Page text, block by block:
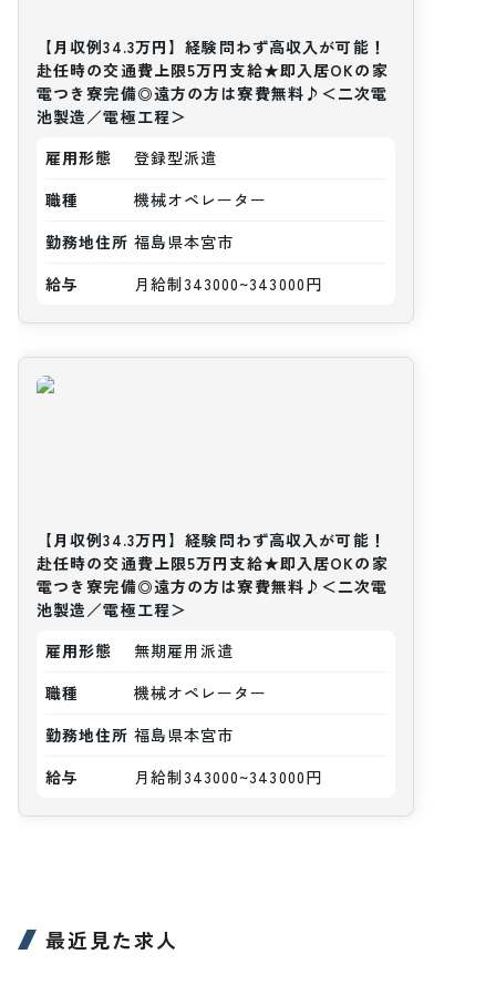
【月収例34.3万円】経験問わず高収入が可能！
赴任時の交通費上限5万円支給★即入居OKの家
電つき寮完備◎遠方の方は寮費無料♪＜二次電
池製造／電極工程＞
雇用形態
登録型派遣
職種
機械オペレーター
勤務地住所 福島県本宮市
給与
月給制343000~343000円
【月収例34.3万円】経験問わず高収入が可能！
赴任時の交通費上限5万円支給★即入居OKの家
電つき寮完備◎遠方の方は寮費無料♪＜二次電
池製造／電極工程＞
雇用形態
無期雇用派遣
職種
機械オペレーター
勤務地住所 福島県本宮市
給与
月給制343000~343000円
最近見た求人